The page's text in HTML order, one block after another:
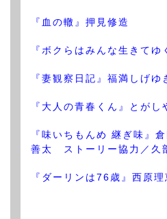
『血の轍』押見修造
『ボクらはみんな生きて
『妻観察日記』福満しげゆ
『大人の青春くん』とがし
『味いちもんめ 継ぎ味』
善太 ストーリー協力／久
『ダーリンは76歳』西原理